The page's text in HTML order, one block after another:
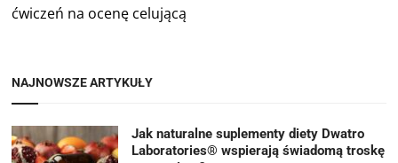
ćwiczeń na ocenę celującą
NAJNOWSZE ARTYKUŁY
Jak naturalne suplementy diety Dwatro
Laboratories® wspierają świadomą troskę